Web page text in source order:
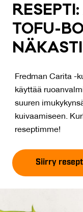
TO­FU-
Fredman Carita -
käyttää
suuren
kuivaamiseen.
reseptimme!
Siirry